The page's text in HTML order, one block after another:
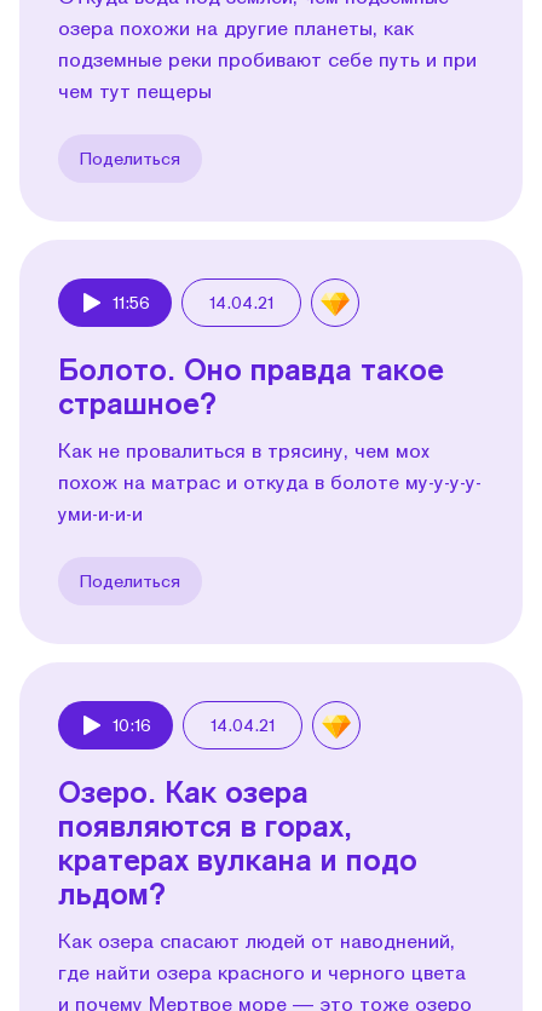
озера похожи на другие планеты, как
подземные реки пробивают себе путь и при
чем тут пещеры
Поделиться
11:56 14.04.21
Болото. Оно правда такое
страшное?
Как не провалиться в трясину, чем мох
похож на матрас и откуда в болоте му-у-у-у-
уми-и-и-и
Поделиться
10:16 14.04.21
Озеро. Как озера
появляются в горах,
кратерах вулкана и подо
льдом?
Как озера спасают людей от наводнений,
где найти озера красного и черного цвета
и почему Мертвое море — это тоже озеро